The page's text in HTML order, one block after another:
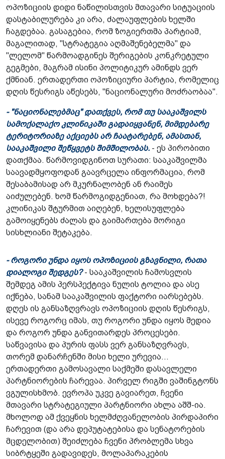
ოპოზიციის დიდი ნაწილისთვის მთავარი სიტუაციის
დასტაბილურება კი არა, ძალაუფლების ხელში
ჩაგდებაა. გასაგებია, რომ ზოგიერთმა პარტიამ,
მაგალითად, "სტრატეგია აღმაშენებელმა" და
"ლელომ" წარმოადგინეს შერიგების კონკრეტული
გეგმები, მაგრამ ისინი პოლიტიკურ ამინდს ვერ
ქმნიან. ერთადერთი ოპოზიციური პარტია, რომელიც
დღის წესრიგს აწესებს, "ნაციონალური მოძრაობაა".
- "ნაციონალებმაც" დათქვეს, რომ თუ სააკაშვილს
სამოქალაქო კლინიკაში გადაიყვანენ, მიმდებარე
ტერიტორიაზე აქციებს არ ჩაატარებენ, ამასთან,
სააკაშვილი შეწყვეტს შიმშილობას. - ეს პირობითი
დათქმაა. წარმოვიდგინოთ სურათი: სააკაშვილმა
საავადმყოფოდან გაავრცელა ინფორმაცია, რომ
შესაბამისად არ მკურნალობენ ან რაიმეს
აიძულებენ. ხომ წარმოგიდგენიათ, რა მოხდება?!
კლინიკას შტურმით აიღებენ, ხელისუფლება
გამოიყენებს ძალას და გაიმართება მორიგი
სისხლიანი შეტაკება.
- როგორი უნდა იყოს ოპოზიციის გზავნილი, რათა
დიალოგი შედგეს?- სააკაშვილის ჩამოსვლის
შემდეგ ამის პერსპექტივა ნულის ტოლია და ასე
იქნება, სანამ სააკაშვილის ფაქტორი იარსებებს.
დღეს ის განსაზღვრავს ოპოზიციის დღის წესრიგს,
ისევე როგორც იმას, თუ როგორი უნდა იყოს მედია
და როგორ უნდა განვითარდეს პროცესები.
საწვავისა და პურის ფასს ვერ განსაზღვრავს,
თორემ დანარჩენში მისი ხელი ურევია...
ერთადერთი გამოსავალი საქმეში დასავლელი
პარტნიორების ჩარევაა. პირველ რიგში ვაშინგტონს
ვგულისხმობ. ევროპა უკვე გავიარეთ, ჩვენი
მთავარი სტრატეგიული პარტნიორი ახლა აშშ-ია.
მხოლოდ ამ ქვეყნის ხელმძღვანელობის პირდაპირი
ჩარევით (და არა დეპუტატებისა და სენატორების
მცდელობით) შეიძლება ჩვენი პრობლემა სხვა
სიბრტყეში გადავიდეს, მოლაპარაკების